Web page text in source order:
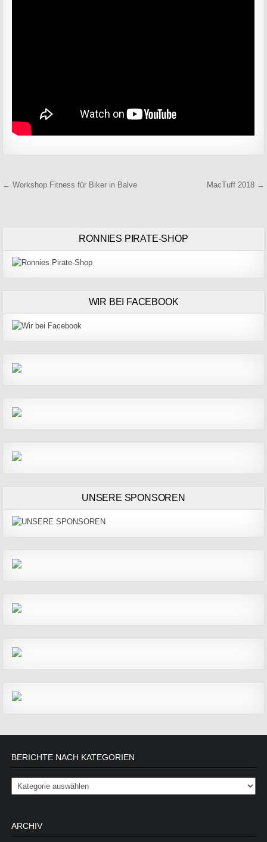
Beitragsnavigation
← Workshop Fitness für Biker in Balve MacTuff 2018 →
RONNIES PIRATE-SHOP
WIR BEI FACEBOOK
UNSERE SPONSOREN
BERICHTE NACH KATEGORIEN
Berichte nach Kategorien
ARCHIV